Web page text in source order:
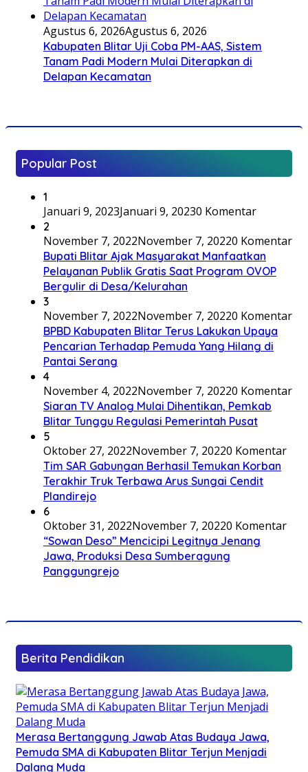
Agustus 6, 2026Agustus 6, 2026
Kabupaten Blitar Uji Coba PM-AAS, Sistem
Tanam Padi Modern Mulai Diterapkan di
Delapan Kecamatan
Popular Post
1
Januari 9, 2023Januari 9, 20230 Komentar
2
November 7, 2022November 7, 20220 Komentar
Bupati Blitar Ajak Masyarakat Manfaatkan
Pelayanan Publik Gratis Saat Program OVOP
Bergulir di Desa/Kelurahan
3
November 7, 2022November 7, 20220 Komentar
BPBD Kabupaten Blitar Terus Lakukan Upaya
Pencarian Terhadap Pemuda Yang Hilang di
Pantai Serang
4
November 4, 2022November 7, 20220 Komentar
Siaran TV Analog Mulai Dihentikan, Pemkab
Blitar Tunggu Regulasi Pemerintah Pusat
5
Oktober 27, 2022November 7, 20220 Komentar
Tim SAR Gabungan Berhasil Temukan Korban
Terakhir Truk Terbawa Arus Sungai Cendit
Plandirejo
6
Oktober 31, 2022November 7, 20220 Komentar
“Sowan Deso” Mencicipi Legitnya Jenang
Jawa, Produksi Desa Sumberagung
Panggungrejo
Berita Pendidikan
Merasa Bertanggung Jawab Atas Budaya Jawa,
Pemuda SMA di Kabupaten Blitar Terjun Menjadi
Dalang Muda